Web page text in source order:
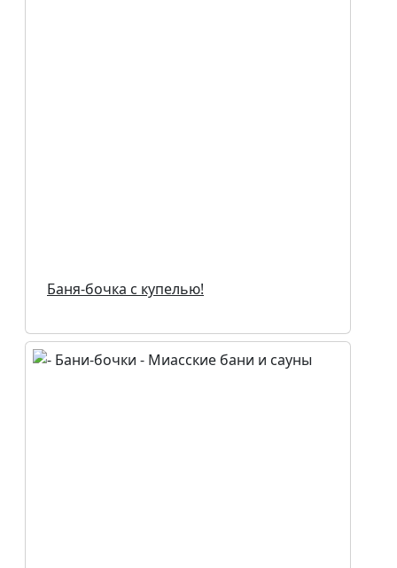
Баня-бочка с купелью!